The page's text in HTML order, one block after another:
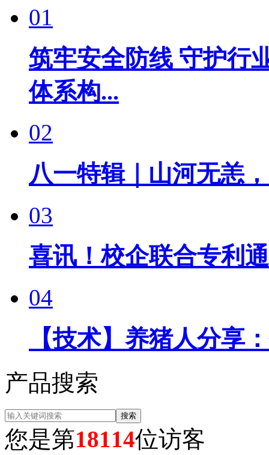
01
筑牢安全防线 守护
体系构...
02
八一特辑｜山河无恙
03
喜讯！校企联合专利
04
【技术】养猪人分享
产品搜索
您是第18114位访客